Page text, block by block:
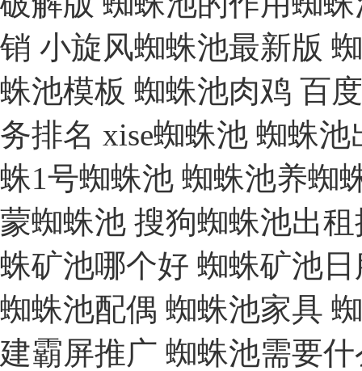
销 小旋风蜘蛛池最新版
蛛池模板 蜘蛛池肉鸡 百
务排名 xise蜘蛛池 蜘蛛池
蛛1号蜘蛛池 蜘蛛池养蜘
蒙蜘蛛池 搜狗蜘蛛池出
蛛矿池哪个好 蜘蛛矿池
蜘蛛池配偶 蜘蛛池家具
建霸屏推广 蜘蛛池需要